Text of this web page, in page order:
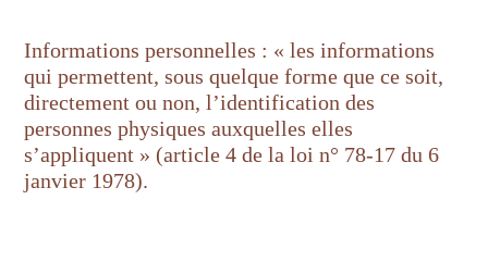
Informations personnelles : « les informations
qui permettent, sous quelque forme que ce soit,
directement ou non, l’identification des
personnes physiques auxquelles elles
s’appliquent » (article 4 de la loi n° 78-17 du 6
janvier 1978).